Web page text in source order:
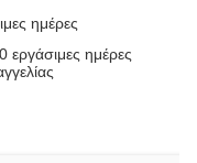
ημέρες
ημέρες